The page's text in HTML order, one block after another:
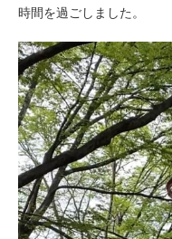
時間を過ごしました。